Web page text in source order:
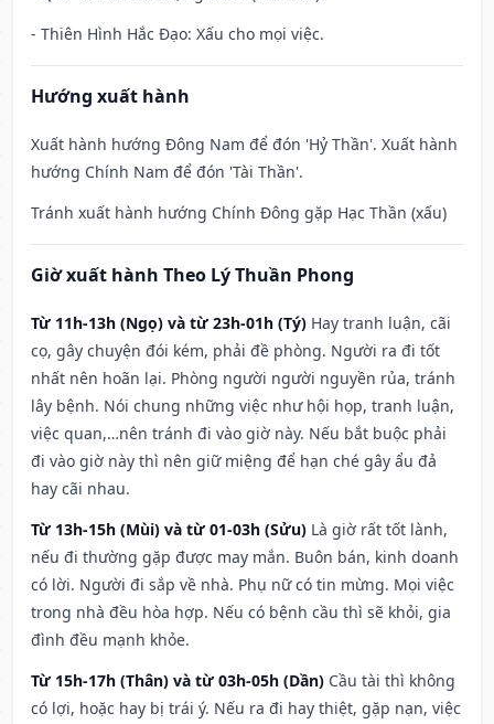
- Thiên Hình Hắc Đạo: Xấu cho mọi việc.
Hướng xuất hành
Xuất hành hướng Đông Nam để đón 'Hỷ Thần'. Xuất hành
hướng Chính Nam để đón 'Tài Thần'.
Tránh xuất hành hướng Chính Đông gặp Hạc Thần (xấu)
Giờ xuất hành Theo Lý Thuần Phong
Từ 11h-13h (Ngọ) và từ 23h-01h (Tý) Hay tranh luận, cãi
cọ, gây chuyện đói kém, phải đề phòng. Người ra đi tốt
nhất nên hoãn lại. Phòng người người nguyền rủa, tránh
lây bệnh. Nói chung những việc như hội họp, tranh luận,
việc quan,…nên tránh đi vào giờ này. Nếu bắt buộc phải
đi vào giờ này thì nên giữ miệng để hạn ché gây ẩu đả
hay cãi nhau.
Từ 13h-15h (Mùi) và từ 01-03h (Sửu) Là giờ rất tốt lành,
nếu đi thường gặp được may mắn. Buôn bán, kinh doanh
có lời. Người đi sắp về nhà. Phụ nữ có tin mừng. Mọi việc
trong nhà đều hòa hợp. Nếu có bệnh cầu thì sẽ khỏi, gia
đình đều mạnh khỏe.
Từ 15h-17h (Thân) và từ 03h-05h (Dần) Cầu tài thì không
có lợi, hoặc hay bị trái ý. Nếu ra đi hay thiệt, gặp nạn, việc